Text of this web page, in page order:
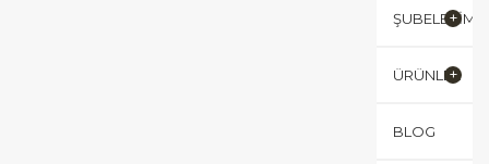
ÜRÜNLER
BLOG